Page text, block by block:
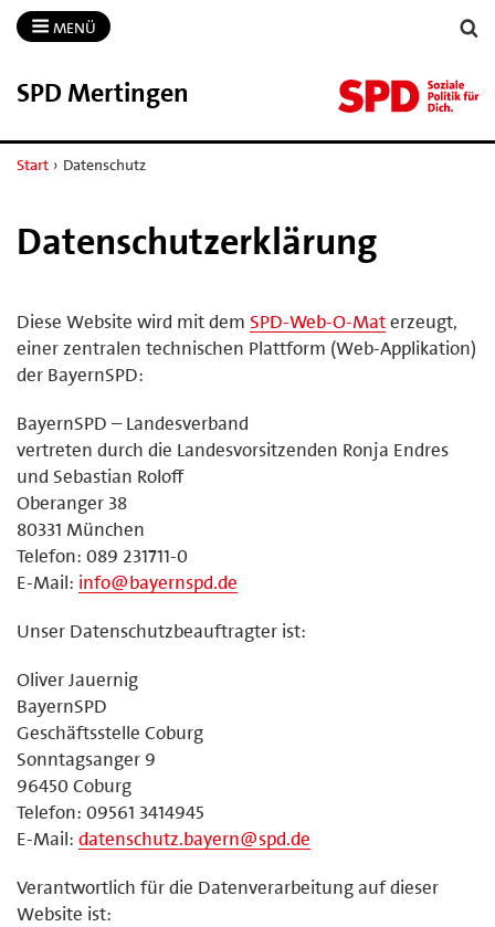
MENÜ
SPD Mertingen
Start › Datenschutz
Datenschutzerklärung
Diese Website wird mit dem SPD-Web-O-Materzeugt,
einer zentralen technischen Plattform (Web-Applikation)
der BayernSPD:
BayernSPD – Landesverband
vertreten durch die Landesvorsitzenden Ronja Endres
und Sebastian Roloff
Oberanger 38
80331 München
Telefon: 089 231711-0
E-Mail: info@bayernspd.de
Unser Datenschutzbeauftragter ist:
Oliver Jauernig
BayernSPD
Geschäftsstelle Coburg
Sonntagsanger 9
96450 Coburg
Telefon: 09561 3414945
E-Mail: datenschutz.bayern@spd.de
Verantwortlich für die Datenverarbeitung auf dieser
Website ist: